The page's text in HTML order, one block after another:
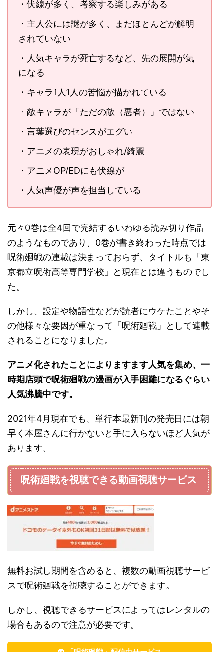
・伏線が多く、考察する楽しみがある
・主人公には謎が多く、まだほとんどが解明
されていない
・人気キャラが死亡するなど、先の展開が気
になる
・キャラ1人1人の苦悩が描かれている
・敵キャラが「ただの敵（悪者）」ではない
・言葉選びのセンスがエグい
・アニメの表現がおしゃれ/綺麗
・アニメOP/EDにも伏線が
・人気声優が声を担当している
元々0巻は全4回で完結するいわゆる読み切り作品
のようなものであり、0巻が書き終わった時点では
呪術廻戦の連載は決まっておらず、タイトルも「東
京都立呪術高等専門学校」と現在とは違うものでし
た。
しかし、設定や物語性などが読者にウケたことやそ
の他様々な要因が重なって「呪術廻戦」として連載
されることになりました。
アニメ化されたことによりますます人気を集め、一
時期店頭で呪術廻戦の漫画が入手困難になるぐらい
人気沸騰中です。
2021年4月現在でも、単行本最新刊の発売日には朝
早く本屋さんに行かないと手に入らないほど人気が
あります。
呪術廻戦を視聴できる動画視聴サービス
無料お試し期間を含めると、複数の動画視聴サービ
スで呪術廻戦を視聴することができます。
しかし、視聴できるサービスによってはレンタルの
場合もあるので注意が必要です。